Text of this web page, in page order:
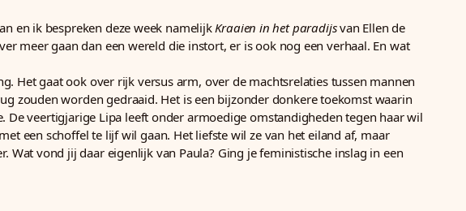
en ik bespreken deze week namelijkKraaien in het paradijsvan Ellen de
meer gaan dan een wereld die instort, er is ook nog een verhaal. En wat
Het gaat ook over rijk versus arm, over de machtsrelaties tussen mannen
zouden worden gedraaid. Het is een bijzonder donkere toekomst waarin
veertigjarige Lipa leeft onder armoedige omstandigheden tegen haar wil
een schoffel te lijf wil gaan. Het liefste wil ze van het eiland af, maar
vond jij daar eigenlijk van Paula? Ging je feministische inslag in een